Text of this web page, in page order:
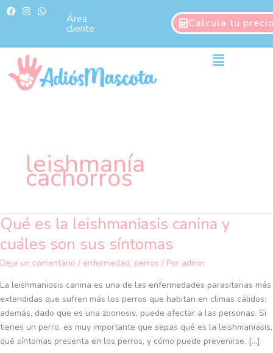
F
a
b
k
I
n
a
g
a
m
W
h
s
p
p
Área
cliente Calcula tu
Main
leishmanía
cachorros
Qué es la leishmaniasis canina y
cuáles son sus síntomas
Deja un comentario / enfermedad, perros / Por admin
La leishmaniosis canina es una de las enfermedades parasitarias más
extendidas que sufren más los perros que habitan en climas cálidos:
además, dado que es una zoonosis, puede afectar a las personas. Si
tienes un perro, es muy importante que sepas qué es la leishmaniasis,
qué síntomas presenta en los perros, y cómo puede prevenirse. […]
Qué
es
la
leishmaniasis
y
cuáles
son
sus
síntomas